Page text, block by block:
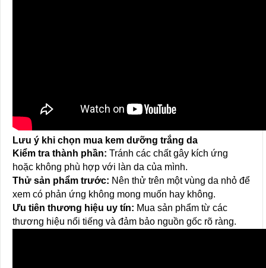
Lưu ý khi chọn mua kem dưỡng trắng da
Kiểm tra thành phần: Tránh các chất gây kích ứng
hoặc không phù hợp với làn da của mình.
Thử sản phẩm trước: Nên thử trên một vùng da nhỏ để
xem có phản ứng không mong muốn hay không.
Ưu tiên thương hiệu uy tín: Mua sản phẩm từ các
thương hiệu nổi tiếng và đảm bảo nguồn gốc rõ ràng.